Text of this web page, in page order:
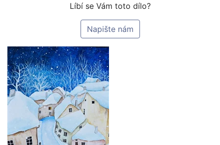
Líbí se Vám toto dílo?
Napište nám